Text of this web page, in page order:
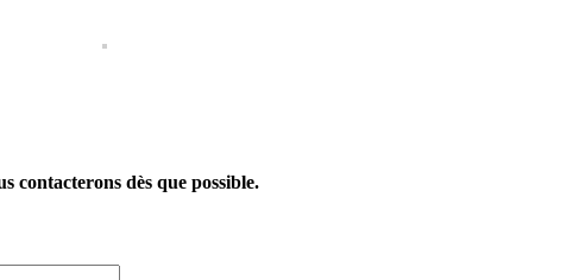
contacterons dès que possible.